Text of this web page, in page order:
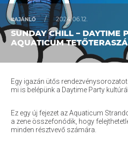
#AJÁNLÓ / 2024.06.12.
SUNDAY CHILL – DAYTIME
AQUATICUM
Egy igazán ütős
mi is belépünk a Daytime Party
Ez egy új fejezet az Aquaticum
a zene összefonódik, hogy
minden résztvevő számára.